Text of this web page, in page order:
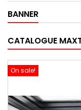
BANNER
CATALOGUE
On sale!